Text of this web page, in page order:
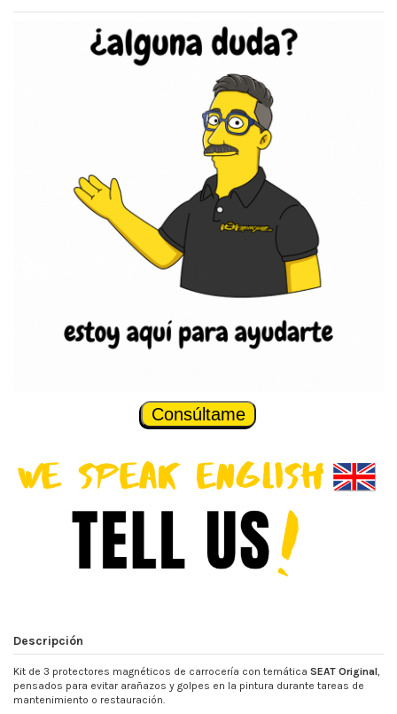
Consúltame
Descripción
Kit de 3 protectores magnéticos de carrocería con temática SEAT Original,
pensados para evitar arañazos y golpes en la pintura durante tareas de
mantenimiento o restauración.